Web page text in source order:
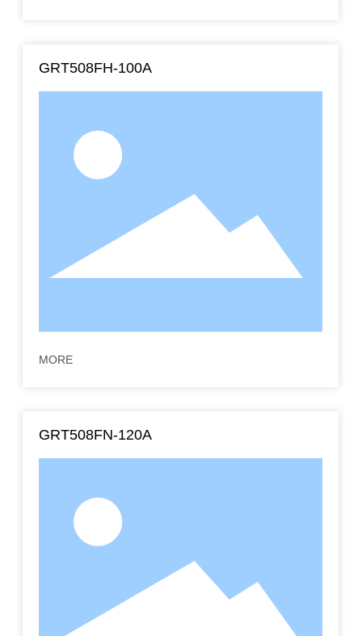
GRT508FH-100A
MORE
GRT508FN-120A